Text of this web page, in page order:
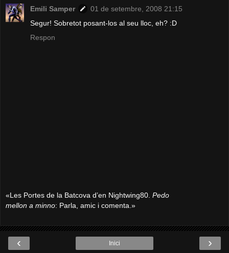
Emili Samper
01 de setembre, 2008 21:15
Segur! Sobretot posant-los al seu lloc, eh? :D
Respon
«Les Portes de la Batcova d’en Nightwing80. Pedo
mellon a minno: Parla, amic i comenta.»
‹ ›
Inici